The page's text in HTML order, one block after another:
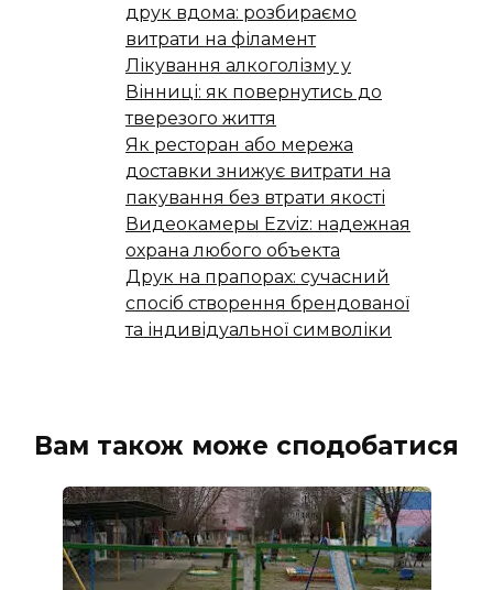
друк вдома: розбираємо
витрати на філамент
Лікування алкоголізму у
Вінниці: як повернутись до
тверезого життя
Як ресторан або мережа
доставки знижує витрати на
пакування без втрати якості
Видеокамеры Ezviz: надежная
охрана любого объекта
Друк на прапорах: сучасний
спосіб створення брендованої
та індивідуальної символіки
Вам також може сподобатися